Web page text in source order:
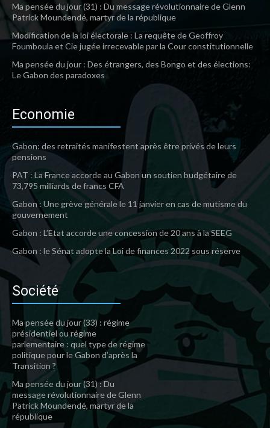
Ma pensée du jour (31) : Du message révolutionnaire de Glenn
Patrick Moundendé, martyr de la république
Modification de la loi électorale : La requête de Geoffroy
Foumboula et Cie jugée irrecevable par la Cour constitutionnelle
Ma pensée du jour : Des étrangers, des Bongo et des élections:
Le Gabon des paradoxes
Economie
Gabon: des retraités manifestent après être privés de leurs
pensions
PAT : La France accorde au Gabon un soutien budgétaire de
73,795 milliards de francs CFA
Gabon : Une grève générale le 11 janvier en cas de mutisme du
gouvernement
Gabon : L’Etat accorde une concession de 20 ans à la SEEG
Gabon : le Sénat adopte la Loi de finances 2022 sous réserve
Société
Ma pensée du jour (33) : régime
présidentiel ou régime
parlementaire : quel type de régime
politique pour le Gabon d’après la
Transition ?
Ma pensée du jour (31) : Du
message révolutionnaire de Glenn
Patrick Moundendé, martyr de la
république